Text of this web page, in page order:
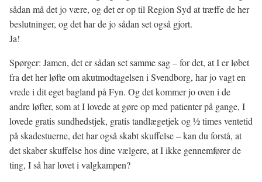
sådan må det jo være, og det er op til Region Syd at træffe de her
beslutninger, og det har de jo sådan set også gjort.
Ja!
Spørger: Jamen, det er sådan set samme sag – for det, at I er løbet
fra det her løfte om akutmodtagelsen i Svendborg, har jo vagt en
vrede i dit eget bagland på Fyn. Og det kommer jo oven i de
andre løfter, som at I lovede at gøre op med patienter på gange, I
lovede gratis sundhedstjek, gratis tandlægetjek og 1⁄2 times ventetid
på skadestuerne, det har også skabt skuffelse – kan du forstå, at
det skaber skuffelse hos dine vælgere, at I ikke gennemfører de
ting, I så har lovet i valgkampen?